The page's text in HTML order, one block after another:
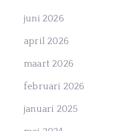
juni 2026
april 2026
maart 2026
februari 2026
januari 2025